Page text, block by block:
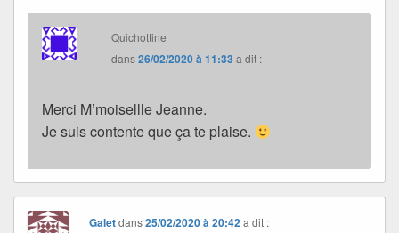
Quichottine
dans26/02/2020 à 11:33 a dit :
Merci M’moisellle Jeanne.
Je suis contente que ça te plaise.
Galetdans25/02/2020 à 20:42 a dit :